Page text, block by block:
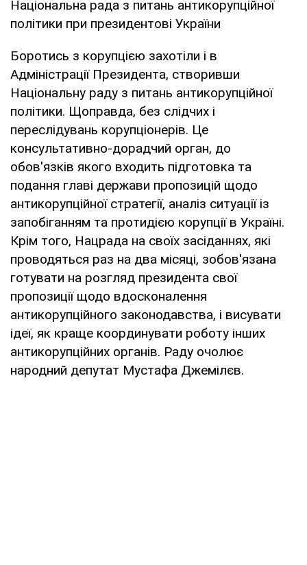
Національна рада з питань антикорупційної
політики при президентові України
Боротись з корупцією захотіли і в
Адміністрації Президента, створивши
Національну раду з питань антикорупційної
політики. Щоправда, без слідчих і
переслідувань корупціонерів. Це
консультативно-дорадчий орган, до
обов'язків якого входить підготовка та
подання главі держави пропозицій щодо
антикорупційної стратегії, аналіз ситуації із
запобіганням та протидією корупції в Україні.
Крім того, Нацрада на своїх засіданнях, які
проводяться раз на два місяці, зобов'язана
готувати на розгляд президента свої
пропозиції щодо вдосконалення
антикорупційного законодавства, і висувати
ідеї, як краще координувати роботу інших
антикорупційних органів. Раду очолює
народний депутат Мустафа Джемілєв.